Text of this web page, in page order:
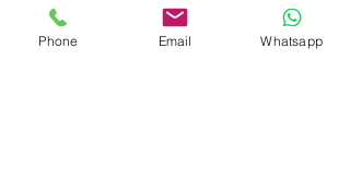
Para Motores de otras
marcas, se requiere el
Phone Email Whatsapp